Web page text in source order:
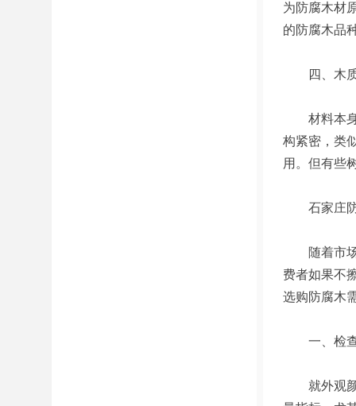
为防腐木材
的防腐木品
四、木质
材料本身
构紧密，类
用。但有些
石家庄防
随着市场
费者如果不
选购防腐木
一、检查
就外观颜